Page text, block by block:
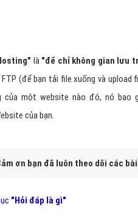
là "để chỉ không gian lưu
FTP (để bạn tải file xuống và
của một website nào đó, nó
của bạn.
ơn bạn đã luôn theo dõi các
"Hỏi đáp là gì"